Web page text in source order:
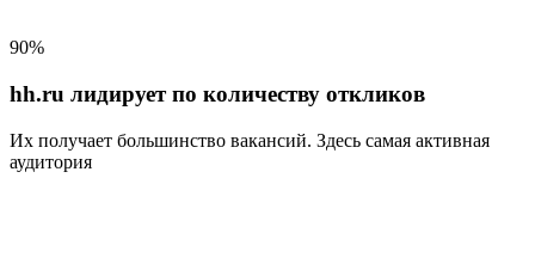
90%
hh.ru лидирует по количеству откликов
Их получает большинство вакансий. Здесь самая активная
аудитория